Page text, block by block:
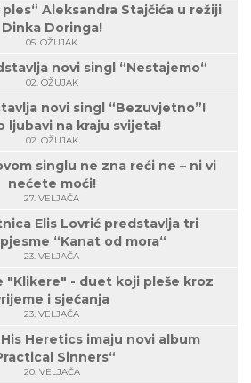
Aleksandra Stajčića u režiji
Dinka Doringa!
05. OŽUJAK
novi singl “Nestajemo“
02. OŽUJAK
novi singl “Bezuvjetno”!
ljubavi na kraju svijeta!
02. OŽUJAK
singlu ne zna reći ne – ni vi
nećete moći!
27. VELJAČA
Elis Lovrić predstavlja tri
“Kanat od mora“
23. VELJAČA
"Klikere" - duet koji pleše kroz
i sjećanja
23. VELJAČA
Heretics imaju novi album
Sinners“
20. VELJAČA